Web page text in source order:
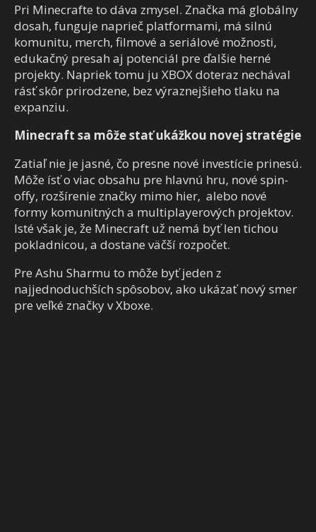
Pri Minecrafte to dáva zmysel. Značka má globálny
dosah, funguje naprieč platformami, má silnú
komunitu, merch, filmové a seriálové možnosti,
edukačný presah aj potenciál pre ďalšie herné
projekty. Napriek tomu ju XBOX doteraz nechával
rásť skôr prirodzene, bez výraznejšieho tlaku na
expanziu.
Minecraft sa môže stať ukážkou novej stratégie
Zatiaľ nie je jasné, čo presne nové investície prinesú.
Môže ísť o viac obsahu pre hlavnú hru, nové spin-
offy, rozšírenie značky mimo hier, alebo nové
formy komunitných a multiplayerových projektov.
Isté však je, že Minecraft už nemá byť len tichou
pokladnicou, a dostane väčší rozpočet.
Pre Ashu Sharmu to môže byť jeden z
najjednoduchších spôsobov, ako ukázať nový smer
pre veľké značky v Xboxe.